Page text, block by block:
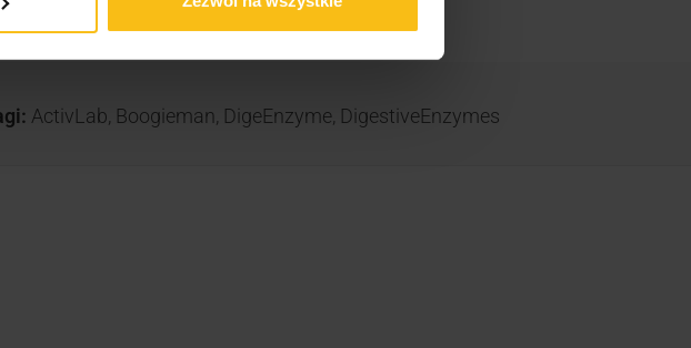
ActivLab, Boogieman, DigeEnzyme, DigestiveEnzymes